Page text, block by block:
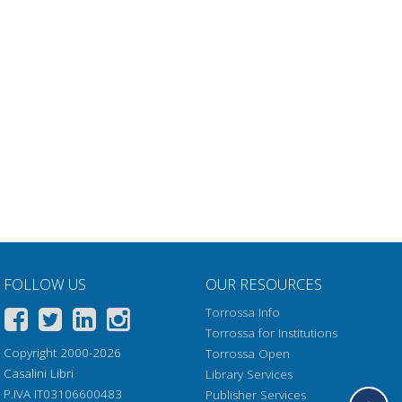
FOLLOW US
Copyright 2000-2026
Casalini Libri
P.IVA IT03106600483
OUR RESOURCES
Torrossa Info
Torrossa for Institutions
Torrossa Open
Library Services
Publisher Services